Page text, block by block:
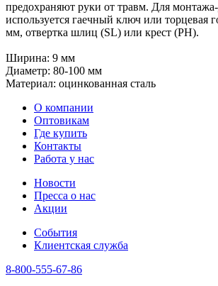
предохраняют руки от травм. Для
используется гаечный ключ или торцевая
мм, отвертка шлиц (SL) или крест (PH).
Ширина: 9 мм
Диаметр: 80-100 мм
Материал: оцинкованная сталь
О компании
Оптовикам
Где купить
Контакты
Работа у нас
Новости
Пресса о нас
Акции
События
Клиентская служба
8-800-555-67-86